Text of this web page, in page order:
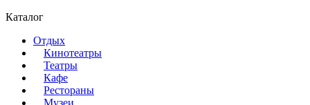
Каталог
Отдых
Кинотеатры
Театры
Кафе
Рестораны
Музеи